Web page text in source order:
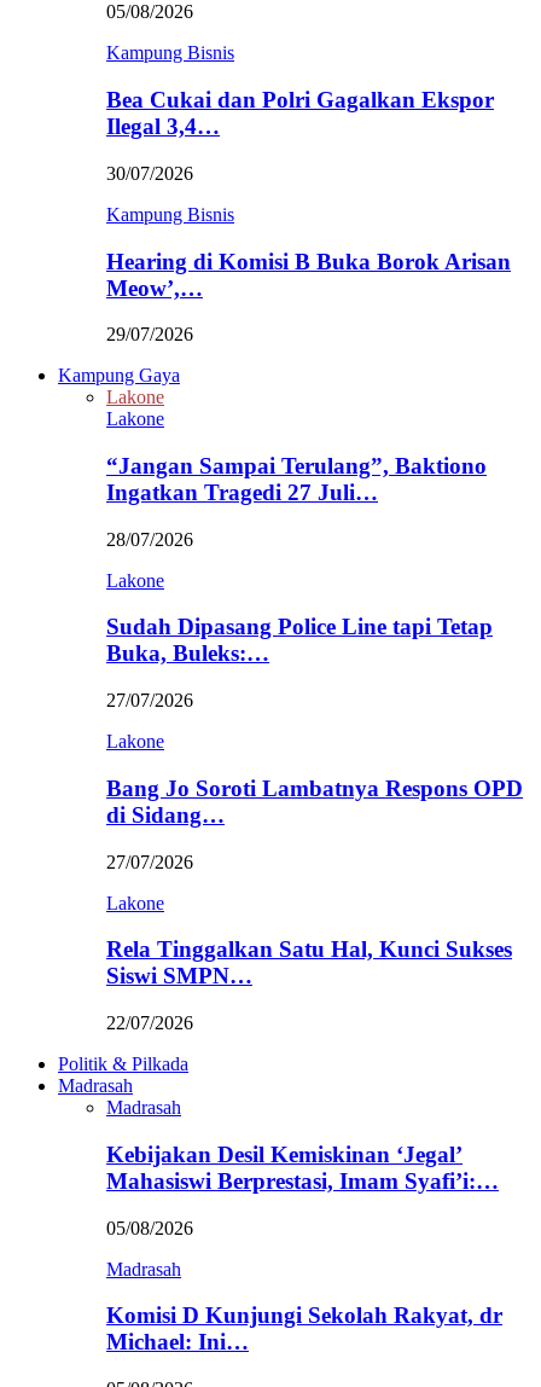
05/08/2026
Kampung Bisnis
Bea Cukai dan Polri Gagalkan Ekspor
Ilegal 3,4…
30/07/2026
Kampung Bisnis
Hearing di Komisi B Buka Borok Arisan
Meow’,…
29/07/2026
Kampung Gaya
Lakone
Lakone
“Jangan Sampai Terulang”, Baktiono
Ingatkan Tragedi 27 Juli…
28/07/2026
Lakone
Sudah Dipasang Police Line tapi Tetap
Buka, Buleks:…
27/07/2026
Lakone
Bang Jo Soroti Lambatnya Respons OPD
di Sidang…
27/07/2026
Lakone
Rela Tinggalkan Satu Hal, Kunci Sukses
Siswi SMPN…
22/07/2026
Politik & Pilkada
Madrasah
Madrasah
Kebijakan Desil Kemiskinan ‘Jegal’
Mahasiswi Berprestasi, Imam Syafi’i:…
05/08/2026
Madrasah
Komisi D Kunjungi Sekolah Rakyat, dr
Michael: Ini…